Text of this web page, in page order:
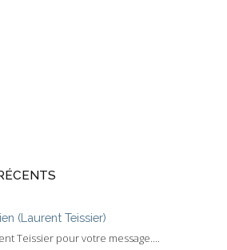
(Laurent Teissier)
Teissier pour votre message....